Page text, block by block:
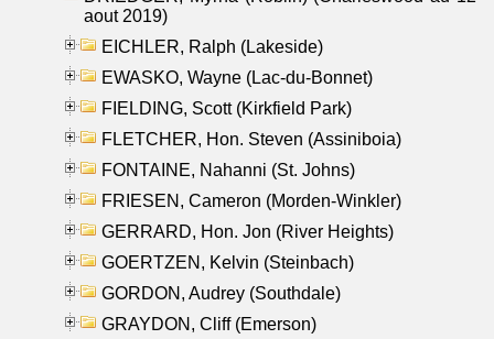
aout 2019)
EICHLER, Ralph (Lakeside)
EWASKO, Wayne (Lac-du-Bonnet)
FIELDING, Scott (Kirkfield Park)
FLETCHER, Hon. Steven (Assiniboia)
FONTAINE, Nahanni (St. Johns)
FRIESEN, Cameron (Morden-Winkler)
GERRARD, Hon. Jon (River Heights)
GOERTZEN, Kelvin (Steinbach)
GORDON, Audrey (Southdale)
GRAYDON, Cliff (Emerson)